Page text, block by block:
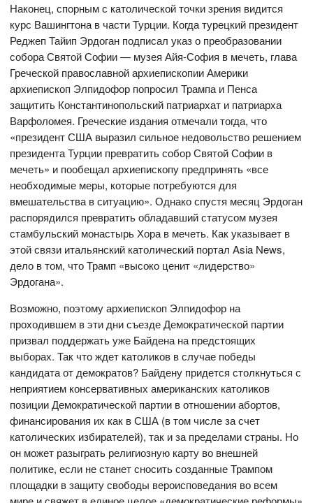
Наконец, спорным с католической точки зрения видится
курс Вашингтона в части Турции. Когда турецкий президент
Реджеп Тайип Эрдоган подписал указ о преобразовании
собора Святой Софии — музея Айя-София в мечеть, глава
Греческой православной архиепископии Америки
архиепископ Элпидофор попросил Трампа и Пенса
защитить Константинопольский патриархат и патриарха
Варфоломея. Греческие издания отмечали тогда, что
«президент США выразил сильное недовольство решением
президента Турции превратить собор Святой Софии в
мечеть» и пообещал архиепископу предпринять «все
необходимые меры, которые потребуются для
вмешательства в ситуацию». Однако спустя месяц Эрдоган
распорядился превратить обладавший статусом музея
стамбульский монастырь Хора в мечеть. Как указывает в
этой связи итальянский католический портал Asia News,
дело в том, что Трамп «высоко ценит «лидерство»
Эрдогана».
Возможно, поэтому архиепископ Элпидофор на
проходившем в эти дни съезде Демократической партии
призвал поддержать уже Байдена на предстоящих
выборах. Так что ждет католиков в случае победы
кандидата от демократов? Байдену придется столкнуться с
неприятием консервативных американских католиков
позиции Демократической партии в отношении абортов,
финансирования их как в США (в том числе за счет
католических избирателей), так и за пределами страны. Но
он может разыграть религиозную карту во внешней
политике, если не станет сносить созданные Трампом
площадки в защиту свободы вероисповедания во всем